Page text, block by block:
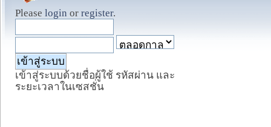
Please login or register.
เข้าสู่ระบบด้วยชื่อผู้ใช้ รหัสผ่าน และ
ระยะเวลาในเซสชั่น